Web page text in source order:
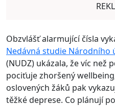
Obzvlášť alarmující čísla
Nedávná studie Národního
(NUDZ) ukázala, že víc než
pociťuje zhoršený
oslovených žáků pak
těžké deprese. Co plánují